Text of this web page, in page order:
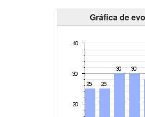
Gráfica de